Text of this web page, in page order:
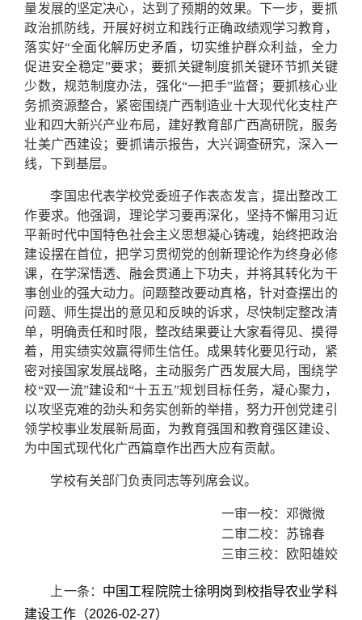
量发展的坚定决心，达到了预期的效果。下一步，要抓
政治抓防线，开展好树立和践行正确政绩观学习教育，
落实好“全面化解历史矛盾，切实维护群众利益，全力
促进安全稳定”要求；要抓关键制度抓关键环节抓关键
少数，规范制度办法，强化“一把手”监督；要抓核心业
务抓资源整合，紧密围绕广西制造业十大现代化支柱产
业和四大新兴产业布局，建好教育部广西高研院，服务
壮美广西建设；要抓请示报告，大兴调查研究，深入一
线，下到基层。
李国忠代表学校党委班子作表态发言，提出整改工
作要求。他强调，理论学习要再深化，坚持不懈用习近
平新时代中国特色社会主义思想凝心铸魂，始终把政治
建设摆在首位，把学习贯彻党的创新理论作为终身必修
课，在学深悟透、融会贯通上下功夫，并将其转化为干
事创业的强大动力。问题整改要动真格，针对查摆出的
问题、师生提出的意见和反映的诉求，尽快制定整改清
单，明确责任和时限，整改结果要让大家看得见、摸得
着，用实绩实效赢得师生信任。成果转化要见行动，紧
密对接国家发展战略，主动服务广西发展大局，围绕学
校“双一流”建设和“十五五”规划目标任务，凝心聚力，
以攻坚克难的劲头和务实创新的举措，努力开创党建引
领学校事业发展新局面，为教育强国和教育强区建设、
为中国式现代化广西篇章作出西大应有贡献。
学校有关部门负责同志等列席会议。
一审一校：邓微微
二审二校：苏锦春
三审三校：欧阳雄姣
上一条： 中国工程院院士徐明岗到校指导农业学科
建设工作（2026-02-27）